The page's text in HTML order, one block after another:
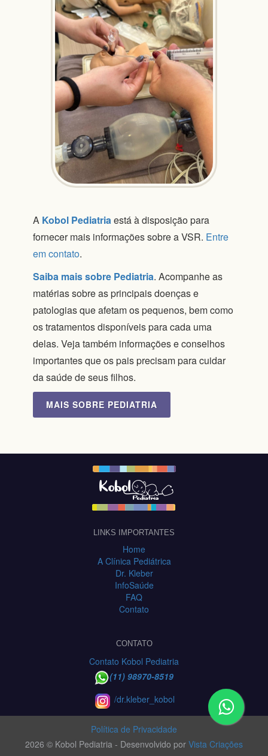
A Kobol Pediatriaestá à disposição para
fornecer mais informações sobre a VSR. Entre
em contato.
Saiba mais sobre Pediatria. Acompanhe as
matérias sobre as principais doenças e
patologias que afetam os pequenos, bem como
os tratamentos disponíveis para cada uma
delas. Veja também informações e conselhos
importantes que os pais precisam para cuidar
da saúde de seus filhos.
MAIS SOBRE PEDIATRIA
LINKS IMPORTANTES
Home
A Clínica Pediátrica
Dr. Kleber
InfoSaúde
FAQ
Contato
CONTATO
Contato Kobol Pediatria
(11) 98970-8519
/dr.kleber_kobol
Política de Privacidade
2026 © Kobol Pediatria - Desenvolvido por Vista Criações